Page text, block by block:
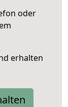
oder
erhalten